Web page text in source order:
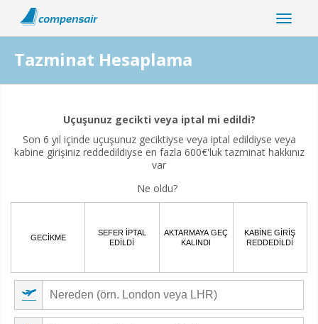
Tazminat Hesaplama
Hayır
Uçuşunuz gecikti veya iptal mi edildi?
Son 6 yıl içinde uçuşunuz geciktiyse veya iptal edildiyse veya
kabine girişiniz reddedildiyse en fazla 600€'luk tazminat hakkınız
var
Ne oldu?
GECIKME
SEFER IPTAL
EDILDI
AKTARMAYA GEÇ
KALINDI
KABINE GIRIŞ
REDDEDILDI